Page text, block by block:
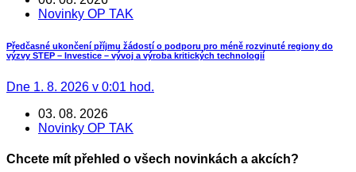
Novinky OP TAK
Předčasné ukončení příjmu žádostí o podporu pro méně rozvinuté regiony do
výzvy STEP – Investice – vývoj a výroba kritických technologií
Dne 1. 8. 2026 v 0:01 hod.
03. 08. 2026
Novinky OP TAK
Chcete mít přehled o všech novinkách a akcích?